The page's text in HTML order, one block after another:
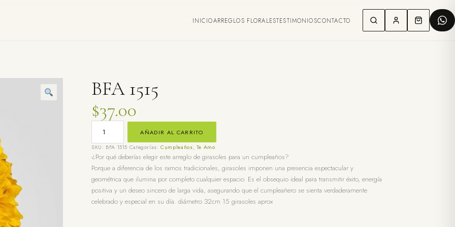
INICIOARREGLOS FLORALESTESTIMONIOSCONTACTO
BFA 1515
$37.00
¿Por qué deberías elegir este arreglo de girasoles para un cumpleaños?
Porque a diferencia de los ramos tradicionales, girasoles imponen una presencia espectacular y
geométrica que ilumina por completo cualquier espacio. Es el obsequio ideal para transmitir éxito, energía
positiva y un deseo sincero de larga vida, asegurando que el cumpleañero se sienta verdaderamente
celebrado y especial en su día. diámetro 32cm 15 girasoles aprox
AÑADIR AL CARRITO
SKU: BFA 1515 Categorías:Cumpleaños, Te Amo